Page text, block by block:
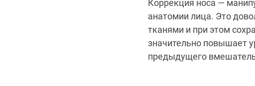
Коррекция носа —
анатомии лица. Это
тканями и при этом
значительно повышает
предыдущего